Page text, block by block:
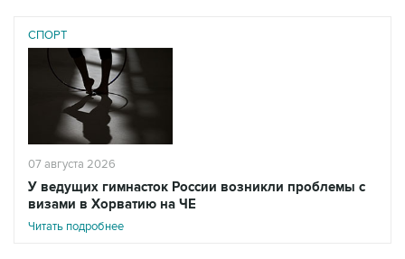
СПОРТ
07 августа 2026
У ведущих гимнасток России возникли проблемы с
визами в Хорватию на ЧЕ
Читать подробнее